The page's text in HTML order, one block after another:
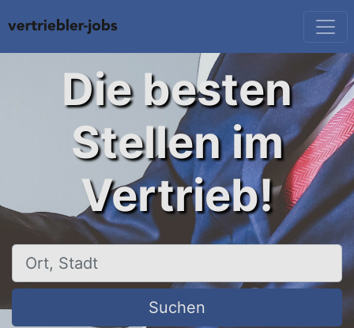
Die besten
Stellen im
Vertrieb!
Ort, Stadt
Suchen